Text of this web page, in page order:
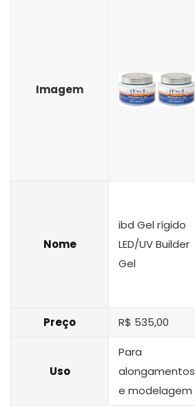
Imagem
Nome
ibd Gel rígido
LED/UV Builder
Gel
Preço R$ 535,00
Uso
Para
alongamentos
e modelagem